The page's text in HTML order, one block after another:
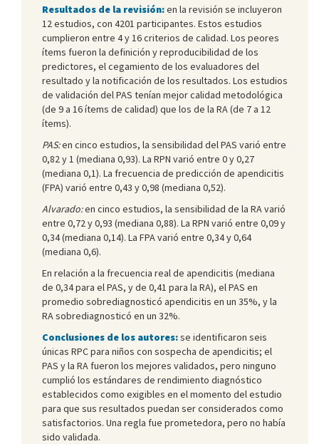
Resultados de la revisión:en la revisión se incluyeron
12 estudios, con 4201 participantes. Estos estudios
cumplieron entre 4 y 16 criterios de calidad. Los peores
ítems fueron la definición y reproducibilidad de los
predictores, el cegamiento de los evaluadores del
resultado y la notificación de los resultados. Los estudios
de validación del PAS tenían mejor calidad metodológica
(de 9 a 16 ítems de calidad) que los de la RA (de 7 a 12
ítems).
PAS:en cinco estudios, la sensibilidad del PAS varió entre
0,82 y 1 (mediana 0,93). La RPN varió entre 0 y 0,27
(mediana 0,1). La frecuencia de predicción de apendicitis
(FPA) varió entre 0,43 y 0,98 (mediana 0,52).
Alvarado:en cinco estudios, la sensibilidad de la RA varió
entre 0,72 y 0,93 (mediana 0,88). La RPN varió entre 0,09 y
0,34 (mediana 0,14). La FPA varió entre 0,34 y 0,64
(mediana 0,6).
En relación a la frecuencia real de apendicitis (mediana
de 0,34 para el PAS, y de 0,41 para la RA), el PAS en
promedio sobrediagnosticó apendicitis en un 35%, y la
RA sobrediagnosticó en un 32%.
Conclusiones de los autores:se identificaron seis
únicas RPC para niños con sospecha de apendicitis; el
PAS y la RA fueron los mejores validados, pero ninguno
cumplió los estándares de rendimiento diagnóstico
establecidos como exigibles en el momento del estudio
para que sus resultados puedan ser considerados como
satisfactorios. Una regla fue prometedora, pero no había
sido validada.